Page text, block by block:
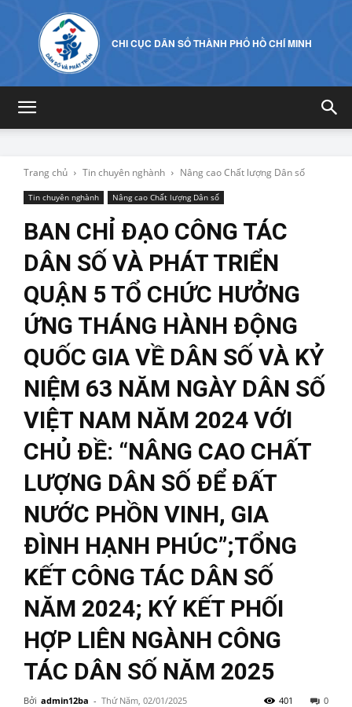
CHI CỤC DÂN SỐ THÀNH PHỐ HỒ CHÍ MINH
Trang chủ Tin chuyên nghành Nâng cao Chất lượng Dân số
Tin chuyên nghành Nâng cao Chất lượng Dân số
BAN CHỈ ĐẠO CÔNG TÁC
DÂN SỐ VÀ PHÁT TRIỂN
QUẬN 5 TỔ CHỨC HƯỞNG
ỨNG THÁNG HÀNH ĐỘNG
QUỐC GIA VỀ DÂN SỐ VÀ KỶ
NIỆM 63 NĂM NGÀY DÂN SỐ
VIỆT NAM NĂM 2024 VỚI
CHỦ ĐỀ: “NÂNG CAO CHẤT
LƯỢNG DÂN SỐ ĐỂ ĐẤT
NƯỚC PHỒN VINH, GIA
ĐÌNH HẠNH PHÚC”;TỔNG
KẾT CÔNG TÁC DÂN SỐ
NĂM 2024; KÝ KẾT PHỐI
HỢP LIÊN NGÀNH CÔNG
TÁC DÂN SỐ NĂM 2025
Bởi admin12ba - Thứ Năm, 02/01/2025 0
401